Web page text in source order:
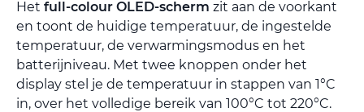
Het full-colour OLED-scherm zit aan de voorkant
en toont de huidige temperatuur, de ingestelde
temperatuur, de verwarmingsmodus en het
batterijniveau. Met twee knoppen onder het
display stel je de temperatuur in stappen van 1°C
in, over het volledige bereik van 100°C tot 220°C.